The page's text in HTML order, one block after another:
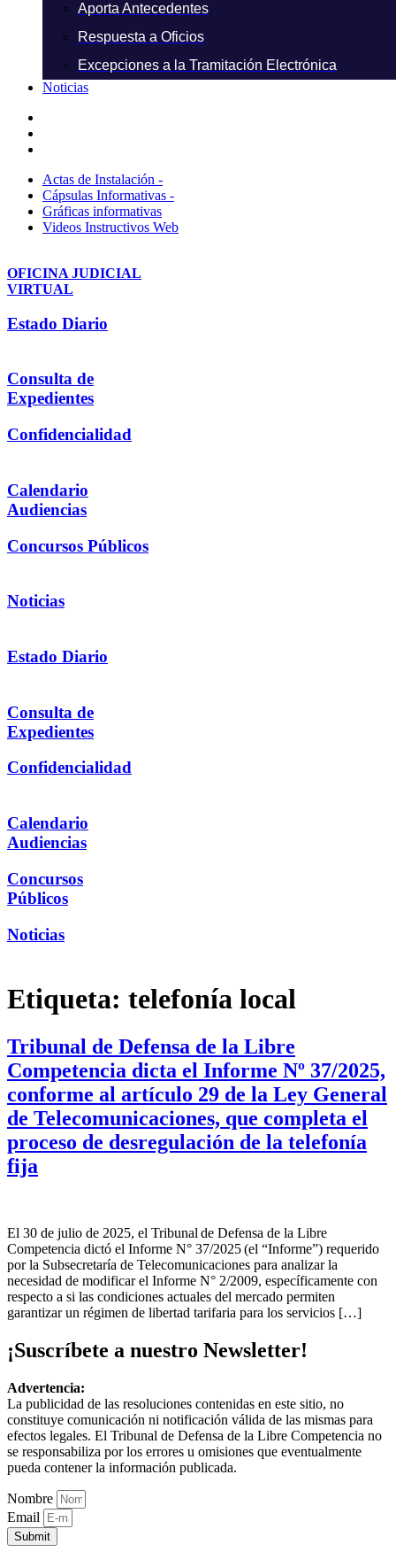
Aporta Antecedentes
Respuesta a Oficios
Excepciones a la Tramitación Electrónica
Noticias
Actas de Instalación -
Cápsulas Informativas -
Gráficas informativas
Videos Instructivos Web
OFICINA JUDICIAL
VIRTUAL
Estado Diario
Consulta de
Expedientes
Confidencialidad
Calendario
Audiencias
Concursos Públicos
Noticias
Estado Diario
Consulta de
Expedientes
Confidencialidad
Calendario
Audiencias
Concursos
Públicos
Noticias
Etiqueta: telefonía local
Tribunal de Defensa de la Libre
Competencia dicta el Informe Nº 37/2025,
conforme al artículo 29 de la Ley General
de Telecomunicaciones, que completa el
proceso de desregulación de la telefonía
fija
El 30 de julio de 2025, el Tribunal de Defensa de la Libre
Competencia dictó el Informe N° 37/2025 (el “Informe”) requerido
por la Subsecretaría de Telecomunicaciones para analizar la
necesidad de modificar el Informe N° 2/2009, específicamente con
respecto a si las condiciones actuales del mercado permiten
garantizar un régimen de libertad tarifaria para los servicios […]
¡Suscríbete a nuestro Newsletter!
Advertencia:
La publicidad de las resoluciones contenidas en este sitio, no
constituye comunicación ni notificación válida de las mismas para
efectos legales. El Tribunal de Defensa de la Libre Competencia no
se responsabiliza por los errores u omisiones que eventualmente
pueda contener la información publicada.
Nombre
Email
Submit